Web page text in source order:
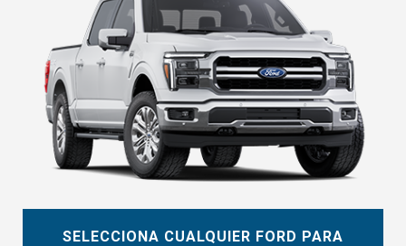
SELECCIONA CUALQUIER FORD PARA